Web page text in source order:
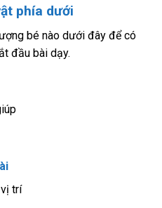
phía dưới
bé nào dưới đây để có
đầu bài dạy.
trí